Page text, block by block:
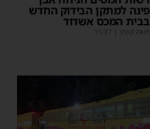
פינה למתקן הבידוק החדש
בבית המכס אשדוד
משה קאהן 15:37